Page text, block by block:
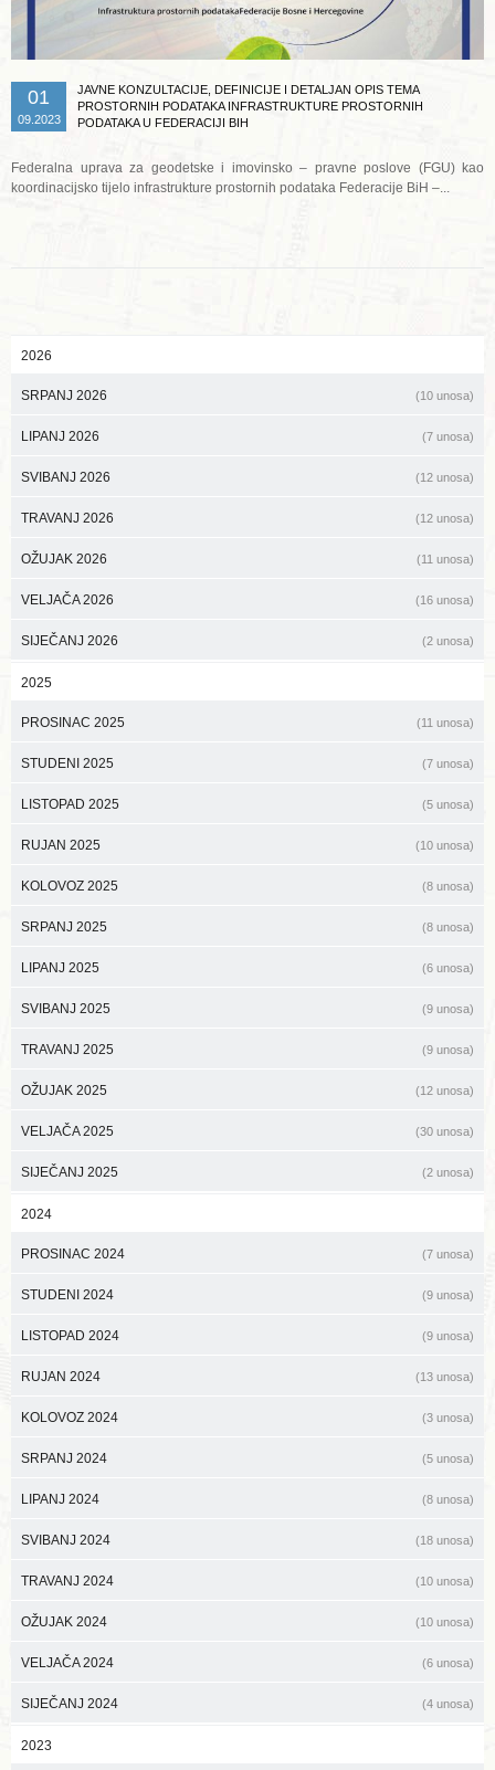
01
09.2023
JAVNE KONZULTACIJE, DEFINICIJE I DETALJAN OPIS TEMA
PROSTORNIH PODATAKA INFRASTRUKTURE PROSTORNIH
PODATAKA U FEDERACIJI BIH
Federalna uprava za geodetske i imovinsko – pravne poslove (FGU) kao
koordinacijsko tijelo infrastrukture prostornih podataka Federacije BiH –...
2026
SRPANJ 2026 (10 unosa)
LIPANJ 2026 (7 unosa)
SVIBANJ 2026 (12 unosa)
TRAVANJ 2026 (12 unosa)
OŽUJAK 2026 (11 unosa)
VELJAČA 2026 (16 unosa)
SIJEČANJ 2026 (2 unosa)
2025
PROSINAC 2025 (11 unosa)
STUDENI 2025 (7 unosa)
LISTOPAD 2025 (5 unosa)
RUJAN 2025 (10 unosa)
KOLOVOZ 2025 (8 unosa)
SRPANJ 2025 (8 unosa)
LIPANJ 2025 (6 unosa)
SVIBANJ 2025 (9 unosa)
TRAVANJ 2025 (9 unosa)
OŽUJAK 2025 (12 unosa)
VELJAČA 2025 (30 unosa)
SIJEČANJ 2025 (2 unosa)
2024
PROSINAC 2024 (7 unosa)
STUDENI 2024 (9 unosa)
LISTOPAD 2024 (9 unosa)
RUJAN 2024 (13 unosa)
KOLOVOZ 2024 (3 unosa)
SRPANJ 2024 (5 unosa)
LIPANJ 2024 (8 unosa)
SVIBANJ 2024 (18 unosa)
TRAVANJ 2024 (10 unosa)
OŽUJAK 2024 (10 unosa)
VELJAČA 2024 (6 unosa)
SIJEČANJ 2024 (4 unosa)
2023